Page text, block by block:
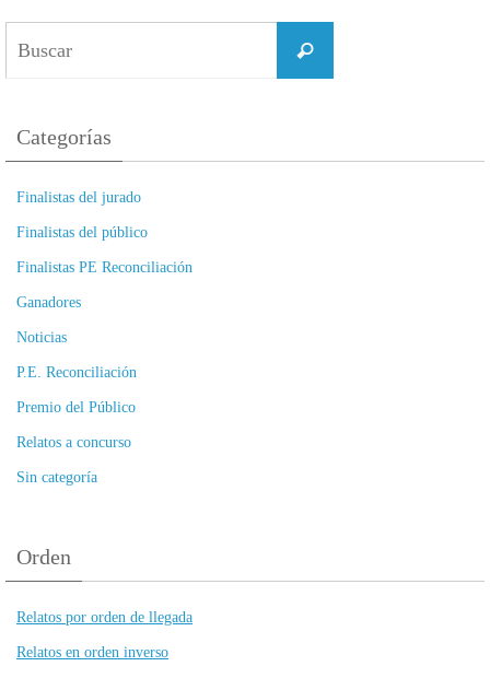
Buscar
Categorías
Finalistas del jurado
Finalistas del público
Finalistas PE Reconciliación
Ganadores
Noticias
P.E. Reconciliación
Premio del Público
Relatos a concurso
Sin categoría
Orden
Relatos por orden de llegada
Relatos en orden inverso